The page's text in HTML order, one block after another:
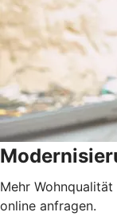
Mehr
online anfragen.